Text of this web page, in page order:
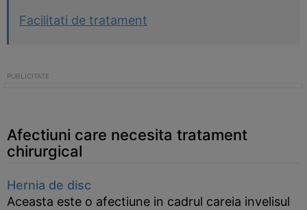
Facilitati de tratament
Afectiuni care necesita tratament
chirurgical
Hernia de disc
Aceasta este o afectiune in cadrul careia invelisul